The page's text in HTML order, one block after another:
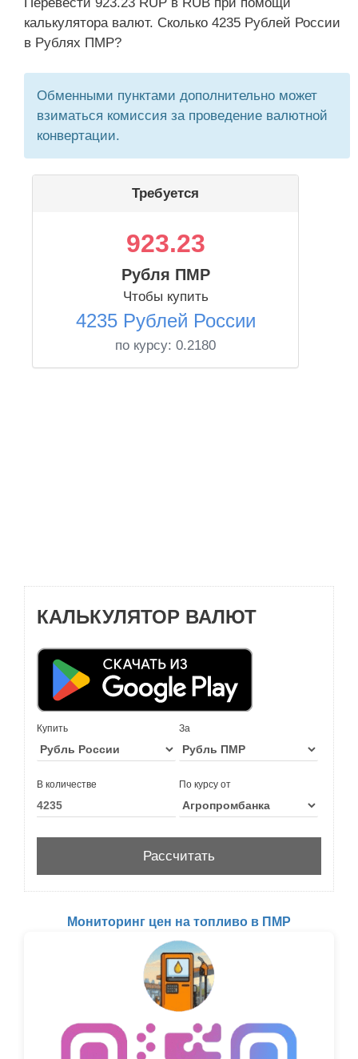
калькулятора валют. Сколько 4235 Рублей России
в Рублях ПМР?
Обменными пунктами дополнительно может
взиматься комиссия за проведение валютной
конвертации.
Требуется
923.23
Рубля ПМР
Чтобы купить
4235 Рублей России
по курсу: 0.2180
КАЛЬКУЛЯТОР ВАЛЮТ
Купить За
В количестве По курсу от
Мониторинг цен на топливо в ПМР